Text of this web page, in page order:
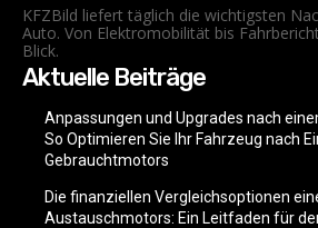
KFZBild liefert täglich die wichtigsten
Auto. Von Elektromobilität bis
Blick.
Aktuelle Beiträge
Anpassungen und Upgrades nach
So Optimieren Sie Ihr Fahrzeug nach
Gebrauchtmotors
Die finanziellen Vergleichsoptionen
Austauschmotors: Ein Leitfaden für